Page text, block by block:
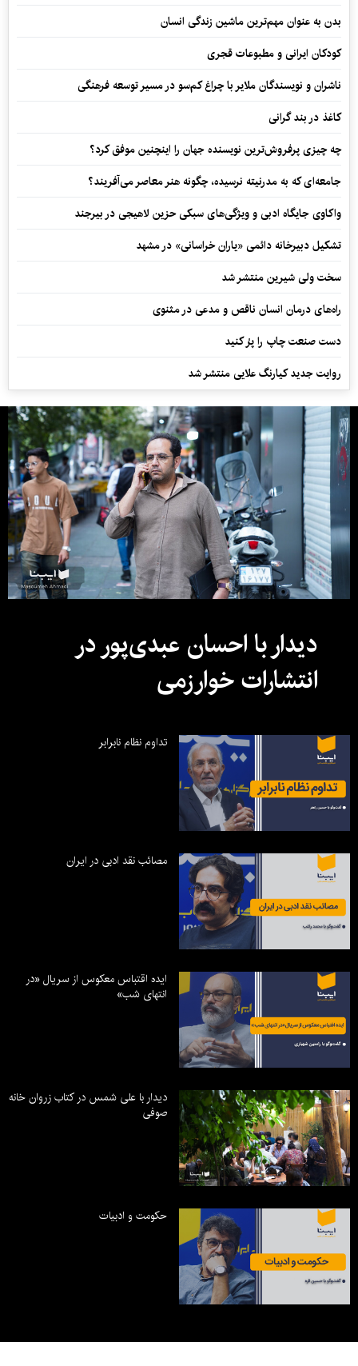
بدن به عنوان مهم‌ترین ماشین زندگی انسان
کودکان ایرانی و مطبوعات قجری
ناشران و نویسندگان ملایر با چراغ کم‌سو در مسیر توسعه فرهنگی
کاغذ در بند گرانی
چه چیزی پرفروش‌ترین نویسنده جهان را اینچنین موفق کرد؟
جامعه‌ای که به مدرنیته نرسیده، چگونه هنر معاصر می‌آفریند؟
واکاوی جایگاه ادبی و ویژگی‌های سبکی حزین لاهیجی در بیرجند
تشکیل دبیرخانه دائمی «یاران خراسانی» در مشهد
سخت ولی شیرین منتشر شد
راه‌های درمان انسان ناقص و مدعی در مثنوی
دست صنعت چاپ را پرُ کنید
روایت جدید کیارنگ علایی منتشر شد
دیدار با احسان عبدی‌پور در
انتشارات خوارزمی
تداوم نظام نابرابر
مصائب نقد ادبی در ایران
ایده اقتباس معکوس از سریال «در
انتهای شب»
دیدار با علی شمس در کتاب زروان خانه
صوفی
حکومت و ادبیات